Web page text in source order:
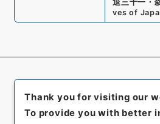
退三十一・
ves of
Thank you for visiting our
To provide you with better